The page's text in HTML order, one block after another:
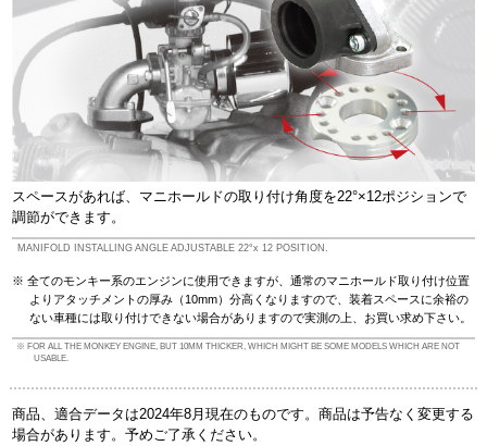
スペースがあれば、マニホールドの取り付け角度を22°×12ポジションで
調節ができます。
MANIFOLD INSTALLING ANGLE ADJUSTABLE 22°x 12 POSITION.
全てのモンキー系のエンジンに使用できますが、通常のマニホールド取り付け位置
よりアタッチメントの厚み（10mm）分高くなりますので、装着スペースに余裕の
ない車種には取り付けできない場合がありますので実測の上、お買い求め下さい。
FOR ALL THE MONKEY ENGINE, BUT 10MM THICKER, WHICH MIGHT BE SOME MODELS WHICH ARE NOT
USABLE.
商品、適合データは2024年8月現在のものです。商品は予告なく変更する
場合があります。予めご了承ください。